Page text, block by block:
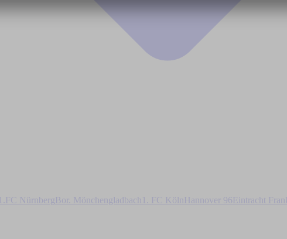
1.FC Nürnberg Bor. Mönchengladbach 1. FC Köln Hannover 96Eintracht